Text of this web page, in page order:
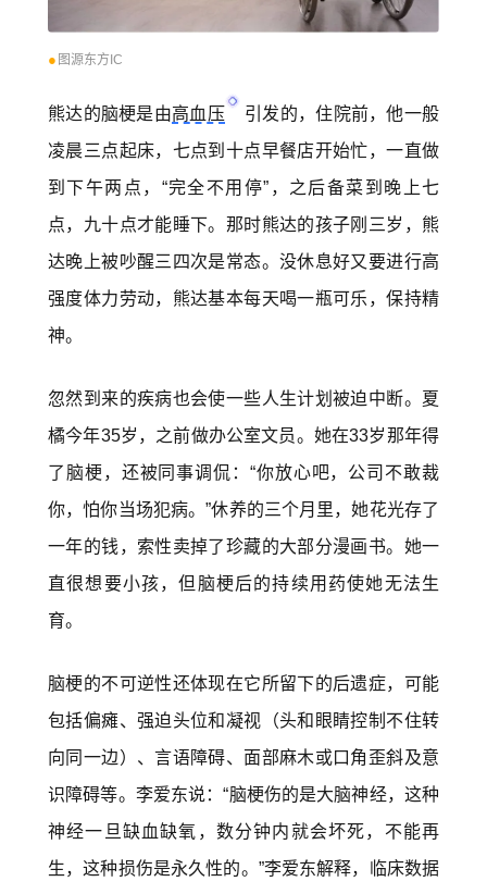
● 图源东方IC
熊达的脑梗是由高血压
引发的，住院前，他一般
凌晨三点起床，七点到十点早餐店开始忙，一直做
到下午两点，“完全不用停”，之后备菜到晚上七
点，九十点才能睡下。那时熊达的孩子刚三岁，熊
达晚上被吵醒三四次是常态。没休息好又要进行高
强度体力劳动，熊达基本每天喝一瓶可乐，保持精
神。
忽然到来的疾病也会使一些人生计划被迫中断。夏
橘今年35岁，之前做办公室文员。她在33岁那年得
了脑梗，还被同事调侃：“你放心吧，公司不敢裁
你，怕你当场犯病。”休养的三个月里，她花光存了
一年的钱，索性卖掉了珍藏的大部分漫画书。她一
直很想要小孩，但脑梗后的持续用药使她无法生
育。
脑梗的不可逆性还体现在它所留下的后遗症，可能
包括偏瘫、强迫头位和凝视（头和眼睛控制不住转
向同一边）、言语障碍、面部麻木或口角歪斜及意
识障碍等。李爱东说：“脑梗伤的是大脑神经，这种
神经一旦缺血缺氧，数分钟内就会坏死，不能再
生，这种损伤是永久性的。”李爱东解释，临床数据